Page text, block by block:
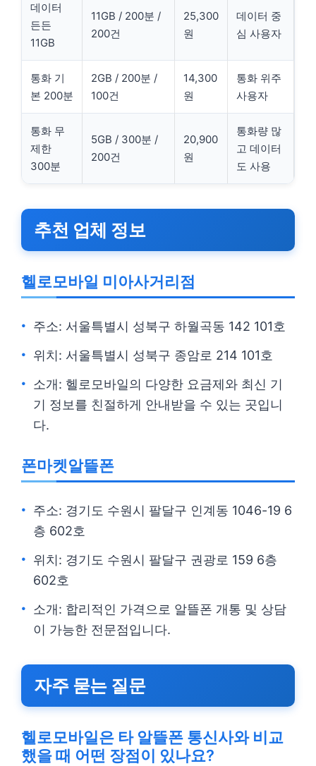
데이터
든든
11GB
11GB / 200분 /
200건
25,300
원
데이터 중
심 사용자
통화 기
본 200분
2GB / 200분 /
100건
14,300
원
통화 위주
사용자
통화 무
제한
300분
5GB / 300분 /
200건
20,900
원
통화량 많
고 데이터
도 사용
추천 업체 정보
헬로모바일 미아사거리점
주소: 서울특별시 성북구 하월곡동 142 101호
위치: 서울특별시 성북구 종암로 214 101호
소개: 헬로모바일의 다양한 요금제와 최신 기
기 정보를 친절하게 안내받을 수 있는 곳입니
다.
폰마켓알뜰폰
주소: 경기도 수원시 팔달구 인계동 1046-19 6
층 602호
위치: 경기도 수원시 팔달구 권광로 159 6층
602호
소개: 합리적인 가격으로 알뜰폰 개통 및 상담
이 가능한 전문점입니다.
자주 묻는 질문
헬로모바일은 타 알뜰폰 통신사와 비교
했을 때 어떤 장점이 있나요?